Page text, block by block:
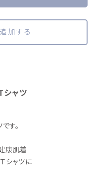
シャツ
す。
康肌着
シャツに